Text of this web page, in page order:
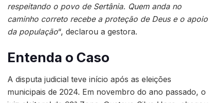
respeitando o povo de Sertânia. Quem anda no
caminho correto recebe a proteção de Deus e o apoio
da população“, declarou a gestora.
Entenda o Caso
A disputa judicial teve início após as eleições
municipais de 2024. Em novembro do ano passado, o